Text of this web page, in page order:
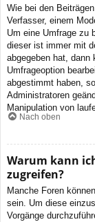
Wie bei den
Verfasser, einem
Um eine Umfrage zu
dieser ist immer mit
abgegeben hat, dann
Umfrageoption
abgestimmt haben,
Administratoren
Manipulation von
Nach oben
Warum kann
zugreifen?
Manche Foren
sein. Um diese
Vorgänge